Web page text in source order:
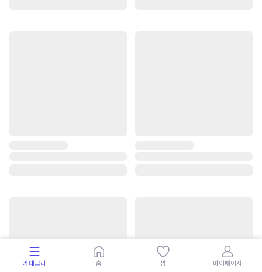
카테고리 홈 찜 마이페이지